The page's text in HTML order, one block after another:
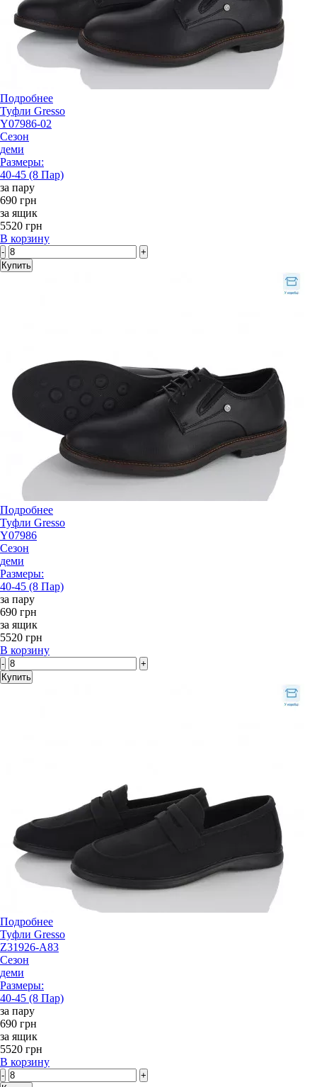
Подробнее
Туфли Gresso
Y07986-02
Сезон
деми
Размеры:
40-45 (8 Пар)
за пару
690 грн
за ящик
5520 грн
В корзину
-
+
Купить
Подробнее
Туфли Gresso
Y07986
Сезон
деми
Размеры:
40-45 (8 Пар)
за пару
690 грн
за ящик
5520 грн
В корзину
-
+
Купить
Подробнее
Туфли Gresso
Z31926-A83
Сезон
деми
Размеры:
40-45 (8 Пар)
за пару
690 грн
за ящик
5520 грн
В корзину
-
+